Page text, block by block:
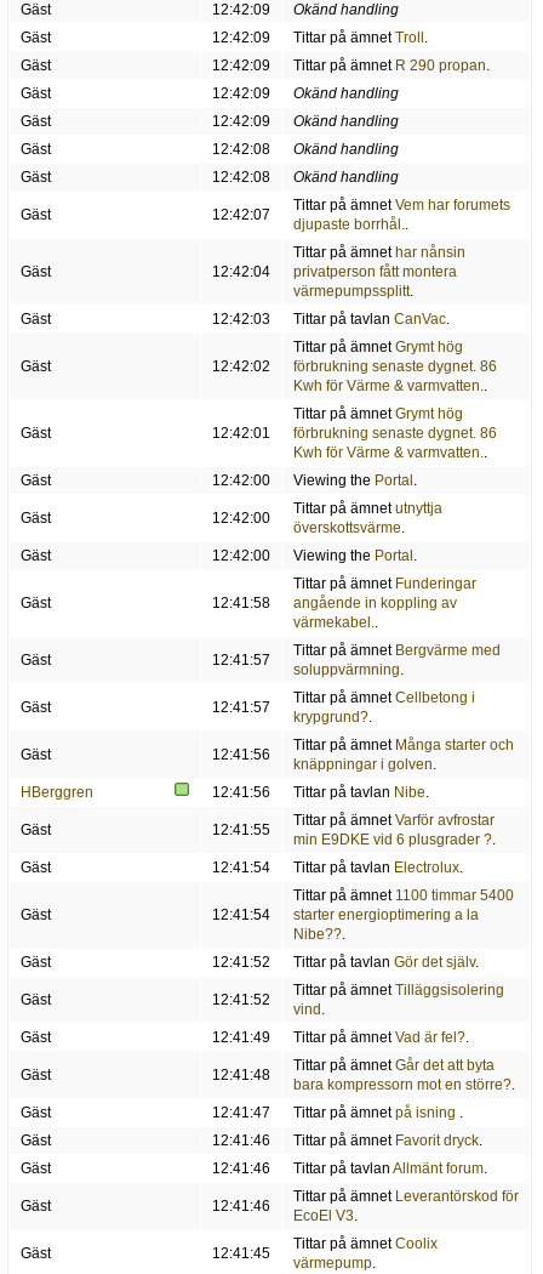
Gäst 12:42:09
Okänd handling
Gäst
12:42:09 Tittar på ämnetTroll .
Gäst
12:42:09 Tittar på ämnet R 290 propan.
Gäst
12:42:09
Okänd handling
Gäst
12:42:09
Okänd handling
Gäst
12:42:08
Okänd handling
Gäst
12:42:08 Okänd handling
Gäst 12:42:07
Tittar på ämnetVem har forumets
djupaste borrhål..
Gäst 12:42:04
Tittar på ämnet har nånsin
privatperson fått montera
värmepumpssplitt.
Gäst
12:42:03 Tittar på tavlan CanVac.
Gäst 12:42:02
Tittar på ämnetGrymt hög
förbrukning senaste dygnet. 86
Kwh för Värme & varmvatten..
Gäst 12:42:01
Tittar på ämnetGrymt hög
förbrukning senaste dygnet. 86
Kwh för Värme & varmvatten..
Gäst
12:42:00 Viewing the Portal .
Gäst 12:42:00
Tittar på ämnetutnyttja
överskottsvärme.
Gäst
12:42:00 Viewing the Portal .
Gäst 12:41:58
Tittar på ämnet Funderingar
angående in koppling av
värmekabel..
Gäst 12:41:57
Tittar på ämnet Bergvärme med
soluppvärmning.
Gäst 12:41:57
Tittar på ämnetCellbetong i
krypgrund?.
Gäst 12:41:56
Tittar på ämnet Många starter och
knäppningar i golven.
HBerggren
12:41:56 Tittar på tavlan Nibe.
Gäst 12:41:55
Tittar på ämnetVarför avfrostar
min E9DKE vid 6 plusgrader ?.
Gäst
12:41:54 Tittar på tavlan Electrolux.
Gäst 12:41:54
Tittar på ämnet 1100 timmar 5400
starter energioptimering a la
Nibe??.
Gäst
12:41:52 Tittar på tavlan Gör det själv.
Gäst 12:41:52
Tittar på ämnetTilläggsisolering
vind .
Gäst
12:41:49 Tittar på ämnetVad är fel?.
Gäst 12:41:48
Tittar på ämnetGår det att byta
bara kompressorn mot en större?.
Gäst
12:41:47 Tittar på ämnetpå isning .
Gäst
12:41:46 Tittar på ämnet Favorit dryck.
Gäst
12:41:46 Tittar på tavlan Allmänt forum.
Gäst 12:41:46
Tittar på ämnet Leverantörskod för
EcoEl V3.
Gäst 12:41:45
Tittar på ämnetCoolix
värmepump.